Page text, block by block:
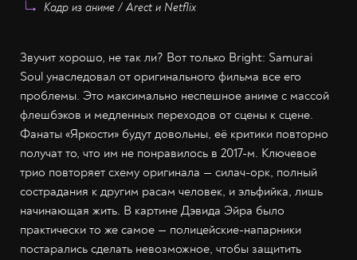
Кадр из аниме / Arect и Netflix
Звучит хорошо, не так ли? Вот только Bright: Samurai
Soul унаследовал от оригинального фильма все его
проблемы. Это максимально неспешное аниме с массой
флешбэков и медленных переходов от сцены к сцене.
Фанаты «Яркости» будут довольны, её критики повторно
получат то, что им не понравилось в 2017-м. Ключевое
трио повторяет схему оригинала — силач-орк, полный
сострадания к другим расам человек, и эльфийка, лишь
начинающая жить. В картине Дэвида Эйра было
практически то же самое — полицейские-напарники
постарались сделать невозможное, чтобы защитить